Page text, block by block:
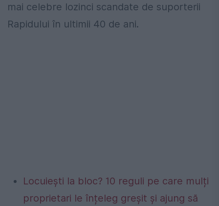
mai celebre lozinci scandate de suporterii
Rapidului în ultimii 40 de ani.
Locuiești la bloc? 10 reguli pe care mulți
proprietari le înțeleg greșit și ajung să